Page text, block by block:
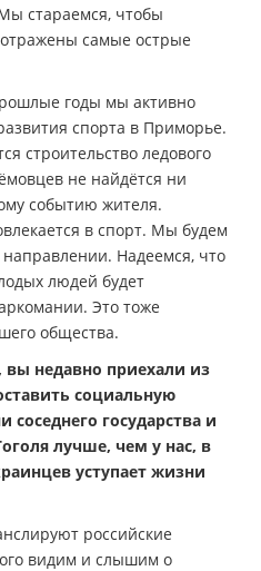
стараемся, чтобы
самые острые
годы мы активно
спорта в Приморье.
строительство ледового
не найдётся ни
событию жителя.
в спорт. Мы будем
Надеемся, что
людей будет
Это тоже
общества.
недавно приехали из
социальную
государства и
лучше, чем у нас, в
уступает жизни
российские
видим и слышим о